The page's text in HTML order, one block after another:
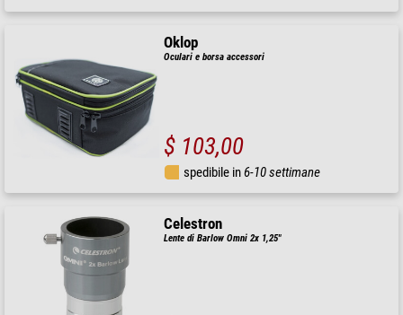
Oklop
Oculari e borsa accessori
$ 103,00
spedibile in6-10 settimane
Celestron
Lente di Barlow Omni 2x 1,25"